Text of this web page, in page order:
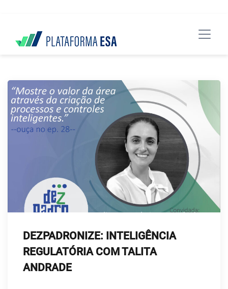
DEZPADRONIZE: INTELIGÊNCIA
REGULATÓRIA COM TALITA
ANDRADE